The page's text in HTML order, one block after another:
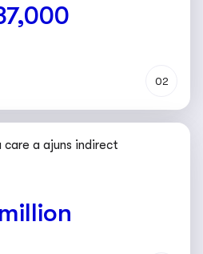
02
care a ajuns indirect